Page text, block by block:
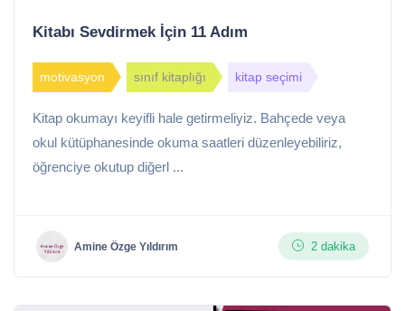
Kitabı Sevdirmek İçin 11 Adım
motivasyon sınıf kitaplığı kitap seçimi
Kitap okumayı keyifli hale getirmeliyiz. Bahçede veya
okul kütüphanesinde okuma saatleri düzenleyebiliriz,
öğrenciye okutup diğerl ...
Amine Özge Yıldırım 2 dakika